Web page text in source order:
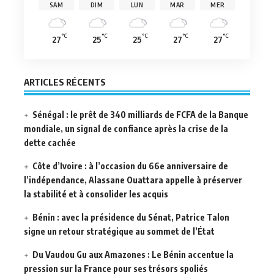
SAM
27°C
DIM
25°C
LUN
25°C
MAR
27°C
MER
27°C
ARTICLES RÉCENTS
Sénégal : le prêt de 340 milliards de FCFA de la Banque
mondiale, un signal de confiance après la crise de la
dette cachée
Côte d’Ivoire : à l’occasion du 66e anniversaire de
l’indépendance, Alassane Ouattara appelle à préserver
la stabilité et à consolider les acquis
Bénin : avec la présidence du Sénat, Patrice Talon
signe un retour stratégique au sommet de l’État
Du Vaudou Gu aux Amazones : Le Bénin accentue la
pression sur la France pour ses trésors spoliés